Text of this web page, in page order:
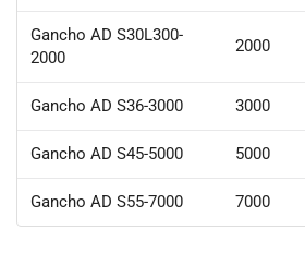
Gancho AD S30L300-
2000
2000
Gancho AD S36-3000 3000
Gancho AD S45-5000 5000
Gancho AD S55-7000 7000